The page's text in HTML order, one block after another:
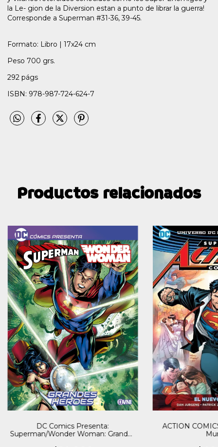
la Le- gion de la Diversion estan a punto de librar la guerra!
Corresponde a Superman #31-36, 39-45.
Formato: Libro | 17x24 cm
Peso 700 grs.
292 págs
ISBN: 978-987-724-624-7
Productos relacionados
DC Comics Presenta:
Superman/Wonder Woman: Grandes
ACTION